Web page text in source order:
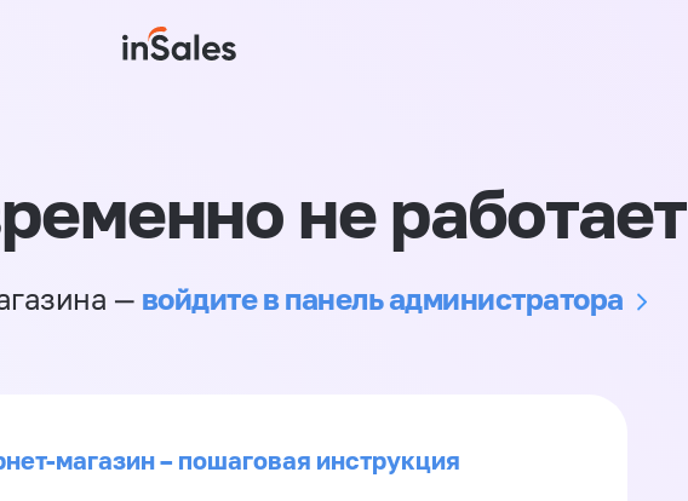
не работает
— войдите в панель администратора
магазин – пошаговая инструкция